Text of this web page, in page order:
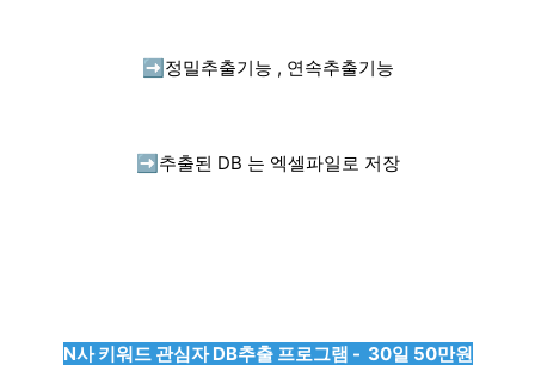
➡️ 정밀추출기능 , 연속추출기능
➡️ 추출된 DB 는 엑셀파일로 저장
N사 키워드 관심자 DB추출 프로그램 - 30일 50만원